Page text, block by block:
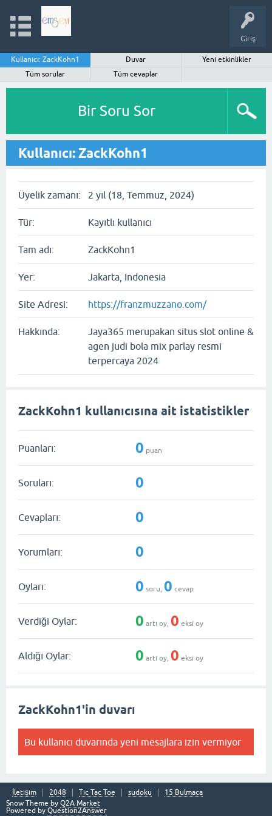
Giriş
Kullanıcı: ZackKohn1 Duvar
Yeni etkinlikler
Tüm sorular
Tüm cevaplar
Bir Soru Sor
Kullanıcı: ZackKohn1
Üyelik zamanı: 2 yıl (18, Temmuz, 2024)
Tür: Kayıtlı kullanıcı
Tam adı: ZackKohn1
Yer: Jakarta, Indonesia
Site Adresi: https://franzmuzzano.com/
Hakkında:
Jaya365 merupakan situs slot online &
agen judi bola mix parlay resmi
terpercaya 2024
ZackKohn1 kullanıcısına ait istatistikler
Puanları: 0 puan
Soruları: 0
Cevapları: 0
Yorumları: 0
Oyları: 0 soru, 0 cevap
Verdiği Oylar: 0 artı oy, 0 eksi oy
Aldığı Oylar: 0 artı oy, 0 eksi oy
ZackKohn1'in duvarı
Bu kullanıcı duvarında yeni mesajlara izin vermiyor
İletişim 2048 Tic Tac Toe sudoku
15 Bulmaca
Snow Theme by Q2A Market
Powered by Question2Answer